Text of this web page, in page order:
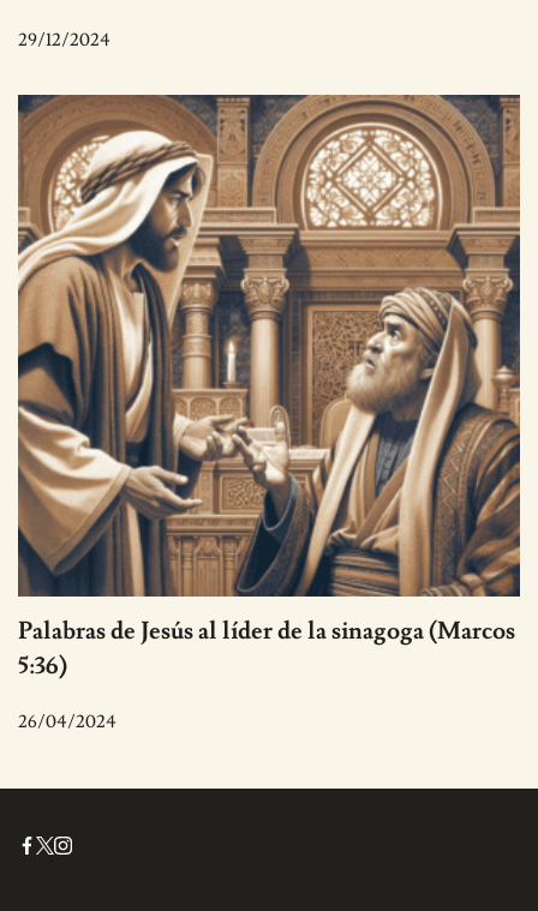
29/12/2024
Palabras de Jesús al líder de la sinagoga (Marcos
5:36)
26/04/2024